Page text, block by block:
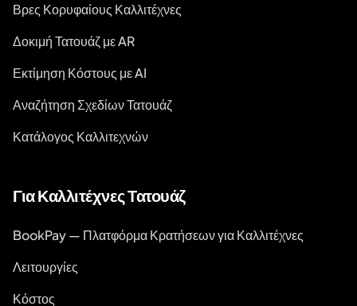
Βρες Κορυφαίους Καλλιτέχνες
Δοκιμή Τατουάζ με AR
Εκτίμηση Κόστους με AI
Αναζήτηση Σχεδίων Τατουάζ
Κατάλογος Καλλιτεχνών
Για Καλλιτέχνες Τατουάζ
BookPay — Πλατφόρμα Κρατήσεων για Καλλιτέχνες
Λειτουργίες
Κόστος